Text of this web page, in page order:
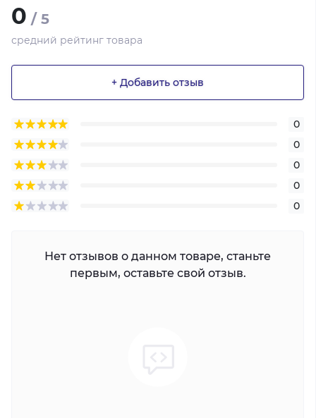
0 / 5
средний рейтинг товара
+ Добавить отзыв
0
0
0
0
0
Нет отзывов о данном товаре, станьте
первым, оставьте свой отзыв.